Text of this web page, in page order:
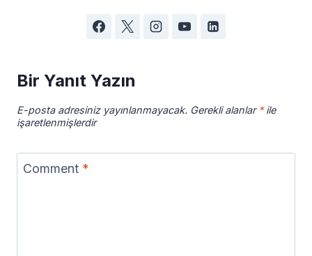
Bir Yanıt Yazın
E-posta adresiniz yayınlanmayacak. Gerekli alanlar *ile
işaretlenmişlerdir
Comment *